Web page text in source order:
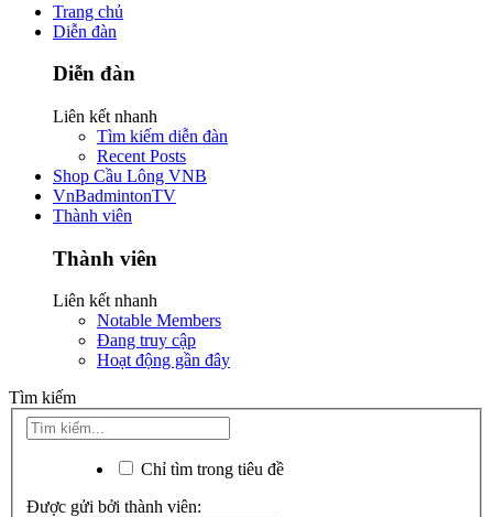
Trang chủ
Diễn đàn
Diễn đàn
Liên kết nhanh
Tìm kiếm diễn đàn
Recent Posts
Shop Cầu Lông VNB
VnBadmintonTV
Thành viên
Thành viên
Liên kết nhanh
Notable Members
Đang truy cập
Hoạt động gần đây
Tìm kiếm
Chỉ tìm trong tiêu đề
Được gửi bởi thành viên: